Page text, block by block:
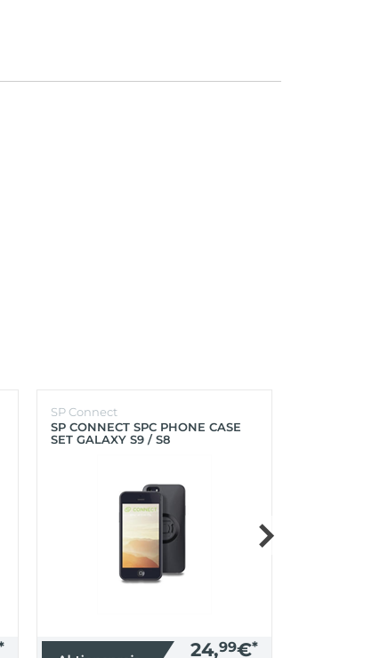
SP Connect
SP CONNECT SPC PHONE CASE
SET GALAXY S9 / S8
24,99€*